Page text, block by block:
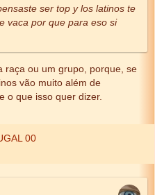
ser top y los latinos te
vaca por que para eso si
raça ou um grupo, porque, se
vão muito além de
o que isso quer dizer.
00